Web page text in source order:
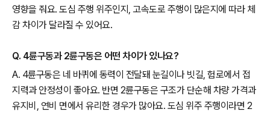
영향을 줘요. 도심 주행 위주인지, 고속도로 주행이 많은지에 따라 체
감 차이가 달라질 수 있어요.
Q. 4륜구동과 2륜구동은 어떤 차이가 있나요?
A. 4륜구동은 네 바퀴에 동력이 전달돼 눈길이나 빗길, 험로에서 접
지력과 안정성이 좋아요. 반면 2륜구동은 구조가 단순해 차량 가격과
유지비, 연비 면에서 유리한 경우가 많아요. 도심 위주 주행이라면 2